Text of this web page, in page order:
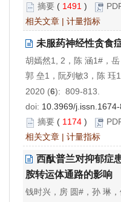
摘要 ( 1491 )
相关文章 | 计量指标
未服药神经性贪食
胡嫣然1, 2，陈 涵1#，
郭 垒1，阮列敏3，陈 珏
2020 (6): 809-813.
doi: 10.3969/
摘要 ( 1174 )
相关文章 | 计量指标
西酞普兰对抑郁症
胺转运体通路的影响
钱时兴，房 圆#，孙 琳